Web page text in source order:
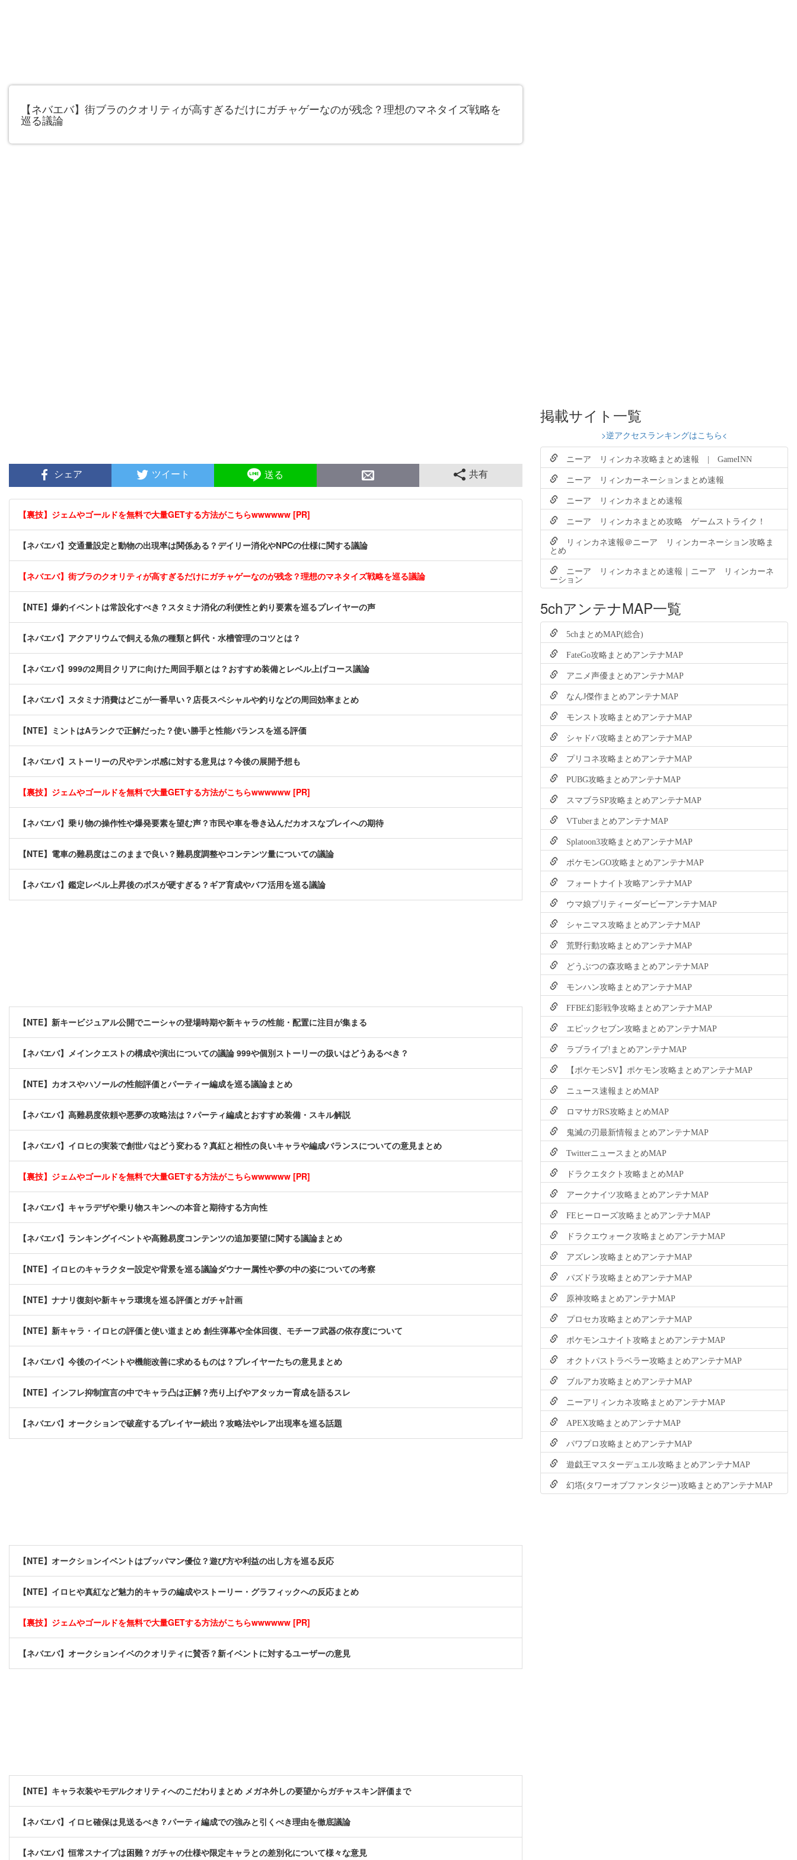
【ネバエバ】街ブラのクオリティが高すぎるだけにガチャゲーなのが残念？理想のマネタイズ戦略を
巡る議論
シェア ツイート 送る 共有
【裏技】ジェムやゴールドを無料で大量GETする方法がこちらwwwwww [PR]
【ネバエバ】交通量設定と動物の出現率は関係ある？デイリー消化やNPCの仕様に関する議論
【ネバエバ】街ブラのクオリティが高すぎるだけにガチャゲーなのが残念？理想のマネタイズ戦略を巡る議論
【NTE】爆釣イベントは常設化すべき？スタミナ消化の利便性と釣り要素を巡るプレイヤーの声
【ネバエバ】アクアリウムで飼える魚の種類と餌代・水槽管理のコツとは？
【ネバエバ】999の2周目クリアに向けた周回手順とは？おすすめ装備とレベル上げコース議論
【ネバエバ】スタミナ消費はどこが一番早い？店長スペシャルや釣りなどの周回効率まとめ
【NTE】ミントはAランクで正解だった？使い勝手と性能バランスを巡る評価
【ネバエバ】ストーリーの尺やテンポ感に対する意見は？今後の展開予想も
【裏技】ジェムやゴールドを無料で大量GETする方法がこちらwwwwww [PR]
【ネバエバ】乗り物の操作性や爆発要素を望む声？市民や車を巻き込んだカオスなプレイへの期待
【NTE】電車の難易度はこのままで良い？難易度調整やコンテンツ量についての議論
【ネバエバ】鑑定レベル上昇後のボスが硬すぎる？ギア育成やバフ活用を巡る議論
【NTE】新キービジュアル公開でニーシャの登場時期や新キャラの性能・配置に注目が集まる
【ネバエバ】メインクエストの構成や演出についての議論 999や個別ストーリーの扱いはどうあるべき？
【NTE】カオスやハソールの性能評価とパーティー編成を巡る議論まとめ
【ネバエバ】高難易度依頼や悪夢の攻略法は？パーティ編成とおすすめ装備・スキル解説
【ネバエバ】イロヒの実装で創世パはどう変わる？真紅と相性の良いキャラや編成バランスについての意見まとめ
【裏技】ジェムやゴールドを無料で大量GETする方法がこちらwwwwww [PR]
【ネバエバ】キャラデザや乗り物スキンへの本音と期待する方向性
【ネバエバ】ランキングイベントや高難易度コンテンツの追加要望に関する議論まとめ
【NTE】イロヒのキャラクター設定や背景を巡る議論ダウナー属性や夢の中の姿についての考察
【NTE】ナナリ復刻や新キャラ環境を巡る評価とガチャ計画
【NTE】新キャラ・イロヒの評価と使い道まとめ 創生弾幕や全体回復、モチーフ武器の依存度について
【ネバエバ】今後のイベントや機能改善に求めるものは？プレイヤーたちの意見まとめ
【NTE】インフレ抑制宣言の中でキャラ凸は正解？売り上げやアタッカー育成を語るスレ
【ネバエバ】オークションで破産するプレイヤー続出？攻略法やレア出現率を巡る話題
【NTE】オークションイベントはブッパマン優位？遊び方や利益の出し方を巡る反応
【NTE】イロヒや真紅など魅力的キャラの編成やストーリー・グラフィックへの反応まとめ
【裏技】ジェムやゴールドを無料で大量GETする方法がこちらwwwwww [PR]
【ネバエバ】オークションイベのクオリティに賛否？新イベントに対するユーザーの意見
【NTE】キャラ衣装やモデルクオリティへのこだわりまとめ メガネ外しの要望からガチャスキン評価まで
【ネバエバ】イロヒ確保は見送るべき？パーティ編成での強みと引くべき理由を徹底議論
【ネバエバ】恒常スナイプは困難？ガチャの仕様や限定キャラとの差別化について様々な意見
掲載サイト一覧
>逆アクセスランキングはこちら<
ニーア リィンカネ攻略まとめ速報 | GameINN
ニーア リィンカーネーションまとめ速報
ニーア リィンカネまとめ速報
ニーア リィンカネまとめ攻略 ゲームストライク！
リィンカネ速報＠ニーア リィンカーネーション攻略ま
とめ
ニーア リィンカネまとめ速報｜ニーア リィンカーネ
ーション
5chアンテナMAP一覧
5chまとめMAP(総合)
FateGo攻略まとめアンテナMAP
アニメ声優まとめアンテナMAP
なんJ傑作まとめアンテナMAP
モンスト攻略まとめアンテナMAP
シャドバ攻略まとめアンテナMAP
プリコネ攻略まとめアンテナMAP
PUBG攻略まとめアンテナMAP
スマブラSP攻略まとめアンテナMAP
VTuberまとめアンテナMAP
Splatoon3攻略まとめアンテナMAP
ポケモンGO攻略まとめアンテナMAP
フォートナイト攻略アンテナMAP
ウマ娘プリティーダービーアンテナMAP
シャニマス攻略まとめアンテナMAP
荒野行動攻略まとめアンテナMAP
どうぶつの森攻略まとめアンテナMAP
モンハン攻略まとめアンテナMAP
FFBE幻影戦争攻略まとめアンテナMAP
エピックセブン攻略まとめアンテナMAP
ラブライブ!まとめアンテナMAP
【ポケモンSV】ポケモン攻略まとめアンテナMAP
ニュース速報まとめMAP
ロマサガRS攻略まとめMAP
鬼滅の刃最新情報まとめアンテナMAP
TwitterニュースまとめMAP
ドラクエタクト攻略まとめMAP
アークナイツ攻略まとめアンテナMAP
FEヒーローズ攻略まとめアンテナMAP
ドラクエウォーク攻略まとめアンテナMAP
アズレン攻略まとめアンテナMAP
パズドラ攻略まとめアンテナMAP
原神攻略まとめアンテナMAP
プロセカ攻略まとめアンテナMAP
ポケモンユナイト攻略まとめアンテナMAP
オクトパストラベラー攻略まとめアンテナMAP
ブルアカ攻略まとめアンテナMAP
ニーアリィンカネ攻略まとめアンテナMAP
APEX攻略まとめアンテナMAP
パワプロ攻略まとめアンテナMAP
遊戯王マスターデュエル攻略まとめアンテナMAP
幻塔(タワーオブファンタジー)攻略まとめアンテナMAP